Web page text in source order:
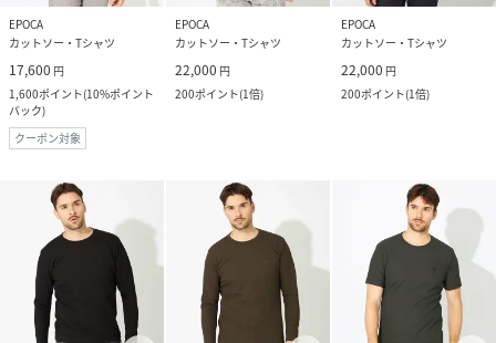
EPOCA
カットソー・Tシャツ
17,600 円
1,600ポイント(10%ポイント
バック)
クーポン対象
EPOCA
カットソー・Tシャツ
22,000 円
200ポイント(1倍)
EPOCA
カットソー・Tシャツ
22,000 円
200ポイント(1倍)